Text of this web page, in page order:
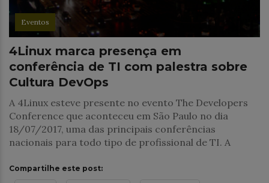
Eventos
4Linux marca presença em
conferência de TI com palestra sobre
Cultura DevOps
A 4Linux esteve presente no evento The Developers
Conference que aconteceu em São Paulo no dia
18/07/2017, uma das principais conferências
nacionais para todo tipo de profissional de TI. A
Compartilhe este post: